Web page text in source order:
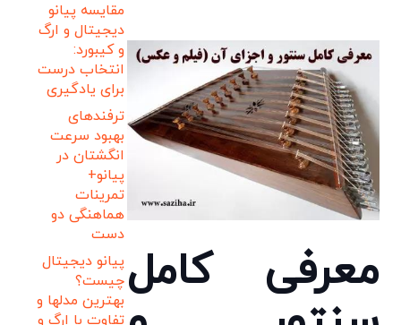
معرفی کامل
مقایسه پیانو
دیجیتال و ارگ
و کیبورد:
انتخاب درست
برای یادگیری
ترفندهای
بهبود سرعت
انگشتان در
پیانو+
تمرینات
هماهنگی دو
دست
پیانو دیجیتال
چیست؟
بهترین مدلها و
تفاوت با ارگ و